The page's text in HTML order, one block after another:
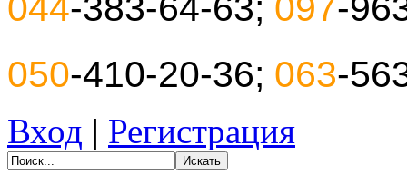
050-410-20-36; 063-
Вход | Регистрация